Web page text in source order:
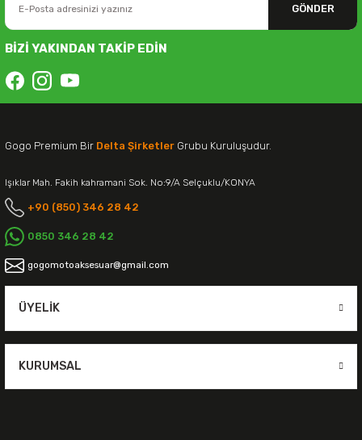
GÖNDER
BİZİ YAKINDAN TAKİP EDİN
Gogo Premium Bir Delta Şirketler Grubu Kuruluşudur.
Işıklar Mah. Fakih kahramani Sok. No:9/A Selçuklu/KONYA
+90 (850) 346 28 42
0850 346 28 42
gogomotoaksesuar@gmail.com
ÜYELIK
KURUMSAL